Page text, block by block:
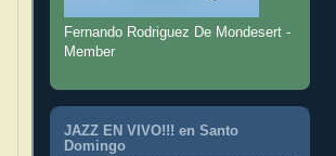
Fernando Rodriguez De Mondesert -
Member
JAZZ EN VIVO!!! en Santo
Domingo